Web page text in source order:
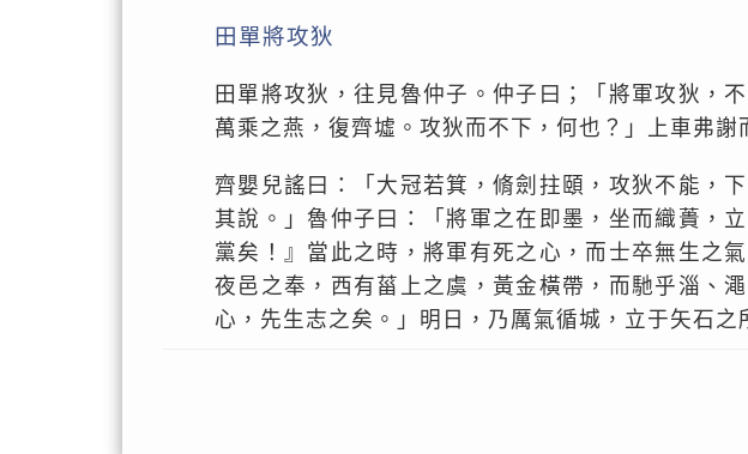
田單將攻狄
田單將攻狄，往見魯仲子。仲子曰；「將軍攻狄，
萬乘之燕，復齊墟。攻狄而不下，何也？」上車弗謝
齊嬰兒謠曰：「大冠若箕，脩劍拄頤，攻狄不能，
其說。」魯仲子曰：「將軍之在即墨，坐而織蕢，
黨矣！』當此之時，將軍有死之心，而士卒無生之
夜邑之奉，西有菑上之虞，黃金橫帶，而馳乎淄、
心，先生志之矣。」明日，乃厲氣循城，立于矢石之